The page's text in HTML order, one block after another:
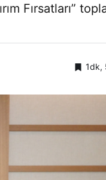
Fırsatları”
1dk,